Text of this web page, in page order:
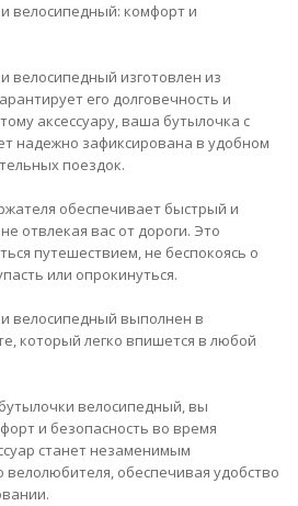
велосипедный: комфорт и
велосипедный изготовлен из
его долговечность и
аксессуару, ваша бутылочка с
надежно зафиксирована в удобном
поездок.
обеспечивает быстрый и
отвлекая вас от дороги. Это
путешествием, не беспокоясь о
или опрокинуться.
велосипедный выполнен в
который легко впишется в любой
велосипедный, вы
и безопасность во время
станет незаменимым
обеспечивая удобство